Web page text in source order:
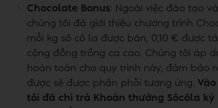
Chocolate Bonus: Ngoài việc đào tạo
chúng tôi đã giới thiệu chương trình
mỗi kg sô cô la được bán, 0,10 € được
cộng đồng trồng ca cao. Chúng tôi áp
hoàn toàn cho quy trình này, đảm bảo
được sẽ được phân phối tương ứng.
tôi đã chi trả Khoản thưởng Sôcôla kỷ